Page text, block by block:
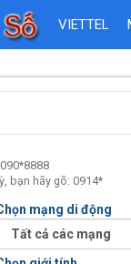
VIETTEL
bạn hãy gõ: 0914*
mạng di động